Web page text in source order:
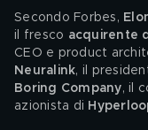
Secondo Forbes,
il fresco acquirente
CEO e product
Neuralink, il
Boring Company, il
azionista di